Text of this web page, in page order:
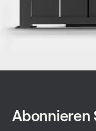
Abonnieren